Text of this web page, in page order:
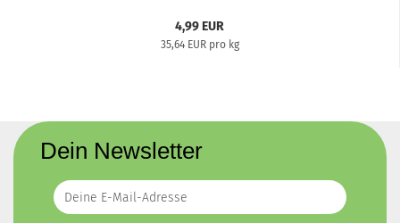
4,99 EUR
35,64 EUR pro kg
Dein Newsletter